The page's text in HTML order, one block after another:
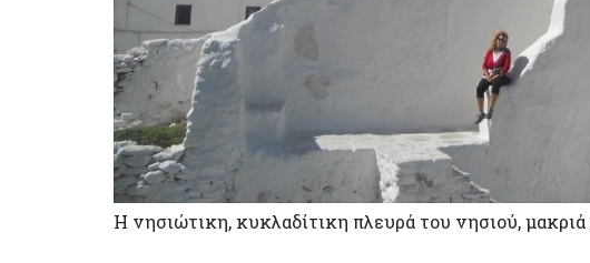
Η νησιώτικη, κυκλαδίτικη πλευρά του νησιού,